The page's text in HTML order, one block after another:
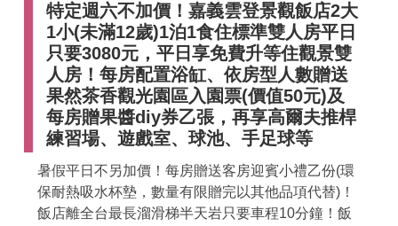
好康優惠
最新消息
最新留言
商家合作
特定週六不加價！嘉義雲登景觀飯店2大
1小(未滿12歲)1泊1食住標準雙人房平日
只要3080元，平日享免費升等住觀景雙
人房！每房配置浴缸、依房型人數贈送
果然茶香觀光園區入園票(價值50元)及
每房贈果醬diy券乙張，再享高爾夫推桿
練習場、遊戲室、球池、手足球等
暑假平日不另加價！每房贈送客房迎賓小禮乙份(環
保耐熱吸水杯墊，數量有限贈完以其他品項代替)！
飯店離全台最長溜滑梯半天岩只要車程10分鐘！飯